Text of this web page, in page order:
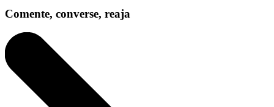
Comente, converse, reaja